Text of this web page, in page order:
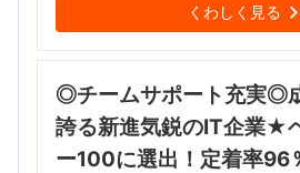
くわしく見る
◎チームサポート充実◎
誇る新進気鋭のIT企業★
ー100に選出！定着率96